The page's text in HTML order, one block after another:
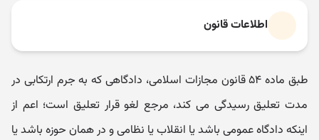
اطلاعات قانون
طبق ماده ۵۴ قانون مجازات اسلامی، دادگاهی که به جرم ارتکابی در
مدت تعلیق رسیدگی می کند، مرجع لغو قرار تعلیق است؛ اعم از
اینکه دادگاه عمومی باشد یا انقلاب یا نظامی و در همان حوزه باشد یا